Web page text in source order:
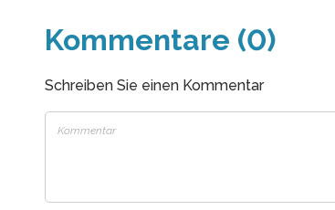
Kommentare (0)
Schreiben Sie einen Kommentar